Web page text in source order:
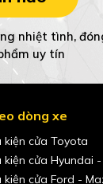
nhiệt tình,
uy tín
dòng xe
kiện cửa Toyota
cửa Hyundai -
kiện cửa Ford -